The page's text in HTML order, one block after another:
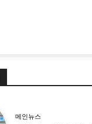
메인뉴스